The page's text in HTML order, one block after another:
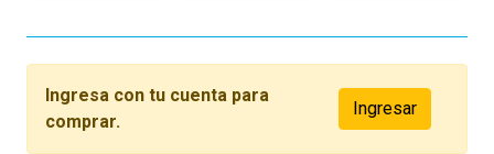
Ingresa con tu cuenta para
comprar.
Ingresar